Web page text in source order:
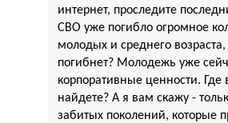
интернет, проследите
СВО уже погибло огромное
молодых и среднего
погибнет? Молодежь уже
корпоративные ценности. Где
найдете? А я вам скажу -
забитых поколений, которые